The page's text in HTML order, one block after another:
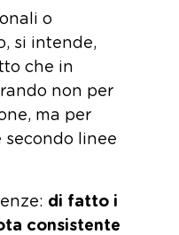
o
si intende,
che in
non per
ma per
secondo linee
di fatto i
consistente